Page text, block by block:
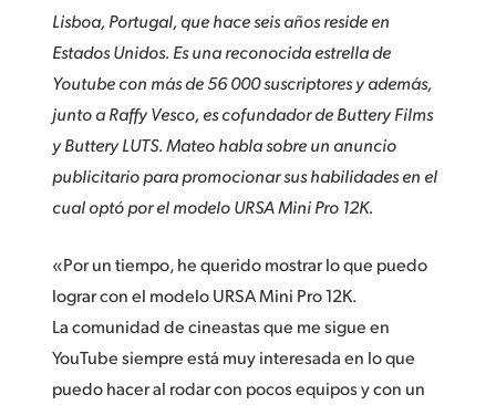
Lisboa, Portugal, que hace seis años reside en
Estados Unidos. Es una reconocida estrella de
Youtube con más de 56 000 suscriptores y además,
junto a Raffy Vesco, es cofundador de Buttery Films
y Buttery LUTS. Mateo habla sobre un anuncio
publicitario para promocionar sus habilidades en el
cual optó por el modelo URSA Mini Pro 12K.
«Por un tiempo, he querido mostrar lo que puedo
lograr con el modelo URSA Mini Pro 12K.
La comunidad de cineastas que me sigue en
YouTube siempre está muy interesada en lo que
puedo hacer al rodar con pocos equipos y con un